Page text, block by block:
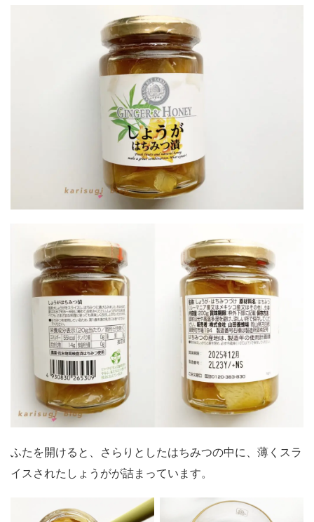
ふたを開けると、さらりとしたはちみつの中に、薄くスラ
イスされたしょうがが詰まっています。